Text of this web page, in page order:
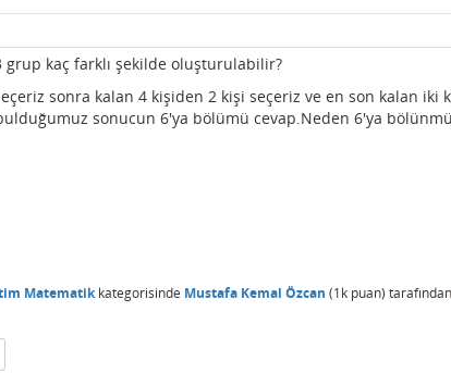
kaç farklı şekilde oluşturulabilir?
sonra kalan 4 kişiden 2 kişi seçeriz ve en son kalan iki
sonucun 6'ya bölümü cevap.Neden 6'ya
Matematikkategorisinde Mustafa Kemal Özcan (1k puan) tarafından